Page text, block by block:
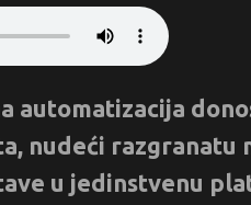
automatizacija
nudeći
u jedinstvenu